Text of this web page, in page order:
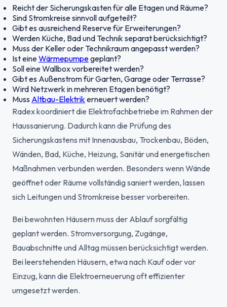
Reicht der Sicherungskasten für alle Etagen und Räume?
Sind Stromkreise sinnvoll aufgeteilt?
Gibt es ausreichend Reserve für Erweiterungen?
Werden Küche, Bad und Technik separat berücksichtigt?
Muss der Keller oder Technikraum angepasst werden?
Ist eineWärmepumpegeplant?
Soll eine Wallbox vorbereitet werden?
Gibt es Außenstrom für Garten, Garage oder Terrasse?
Wird Netzwerk in mehreren Etagen benötigt?
Muss Altbau-Elektrikerneuert werden?
Radex koordiniert die Elektrofachbetriebe im Rahmen der
Haussanierung. Dadurch kann die Prüfung des
Sicherungskastens mit Innenausbau, Trockenbau, Böden,
Wänden, Bad, Küche, Heizung, Sanitär und energetischen
Maßnahmen verbunden werden. Besonders wenn Wände
geöffnet oder Räume vollständig saniert werden, lassen
sich Leitungen und Stromkreise besser vorbereiten.
Bei bewohnten Häusern muss der Ablauf sorgfältig
geplant werden. Stromversorgung, Zugänge,
Bauabschnitte und Alltag müssen berücksichtigt werden.
Bei leerstehenden Häusern, etwa nach Kauf oder vor
Einzug, kann die Elektroerneuerung oft effizienter
umgesetzt werden.